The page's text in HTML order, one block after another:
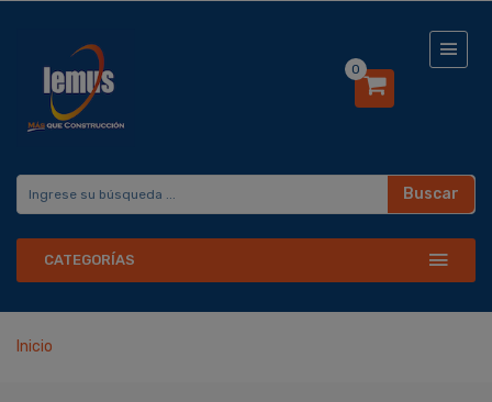
0
Buscar
CATEGORÍAS
Inicio